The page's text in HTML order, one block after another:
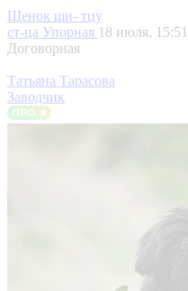
Щенок ши- тцу
ст-ца Упорная 18 июля, 15:51
Договорная
Татьяна Тарасова
Заводчик